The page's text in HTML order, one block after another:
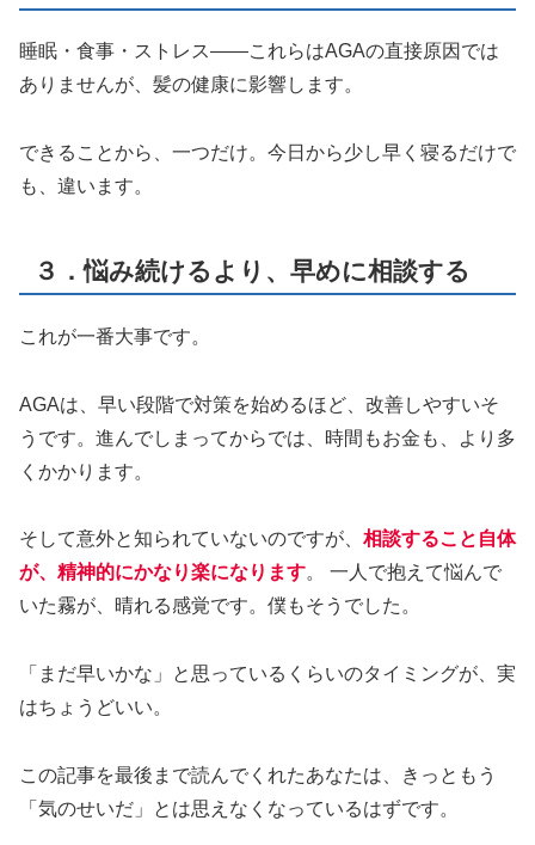
睡眠・食事・ストレス——これらはAGAの直接原因では
ありませんが、髪の健康に影響します。
できることから、一つだけ。今日から少し早く寝るだけで
も、違います。
３．悩み続けるより、早めに相談する
これが一番大事です。
AGAは、早い段階で対策を始めるほど、改善しやすいそ
うです。進んでしまってからでは、時間もお金も、より多
くかかります。
そして意外と知られていないのですが、 相談すること自体
が、精神的にかなり楽になります。 一人で抱えて悩んで
いた霧が、晴れる感覚です。僕もそうでした。
「まだ早いかな」と思っているくらいのタイミングが、実
はちょうどいい。
この記事を最後まで読んでくれたあなたは、きっともう
「気のせいだ」とは思えなくなっているはずです。